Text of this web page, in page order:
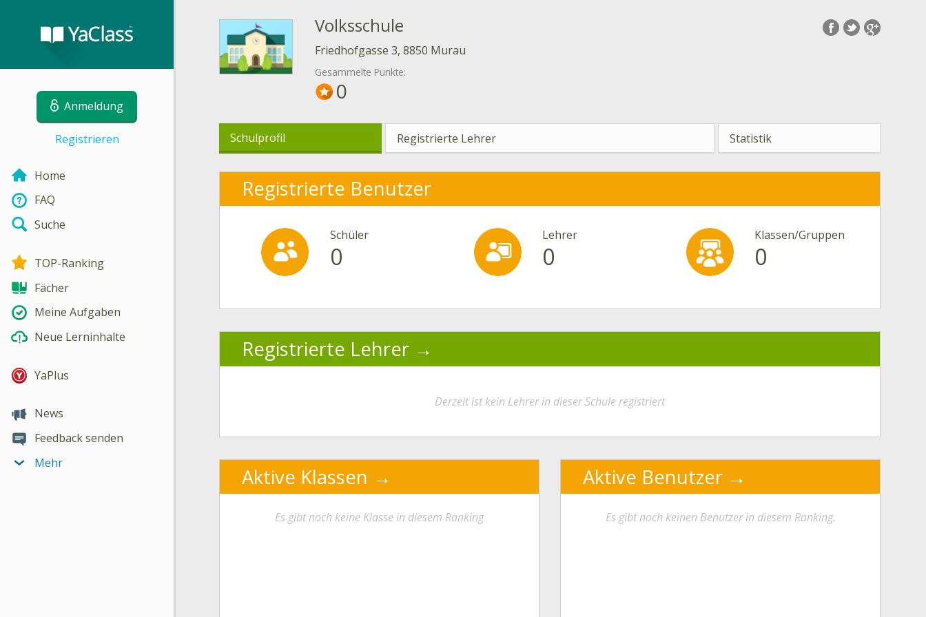
Anmeldung
Registrieren
Home
FAQ
Suche
TOP-Ranking
Fächer
Meine Aufgaben
Neue Lerninhalte
YaPlus
News
Feedback senden
Mehr
Volksschule
Friedhofgasse 3, 8850 Murau
Gesammelte Punkte:
0
Schulprofil Registrierte Lehrer Statistik
Registrierte Benutzer
Schüler
0
Lehrer
0
Klassen/Gruppen
0
Registrierte Lehrer
Derzeit ist kein Lehrer in dieser Schule registriert
Aktive Klassen
Es gibt noch keine Klasse in diesem Ranking
Aktive Benutzer
Es gibt noch keinen Benutzer in diesem Ranking.